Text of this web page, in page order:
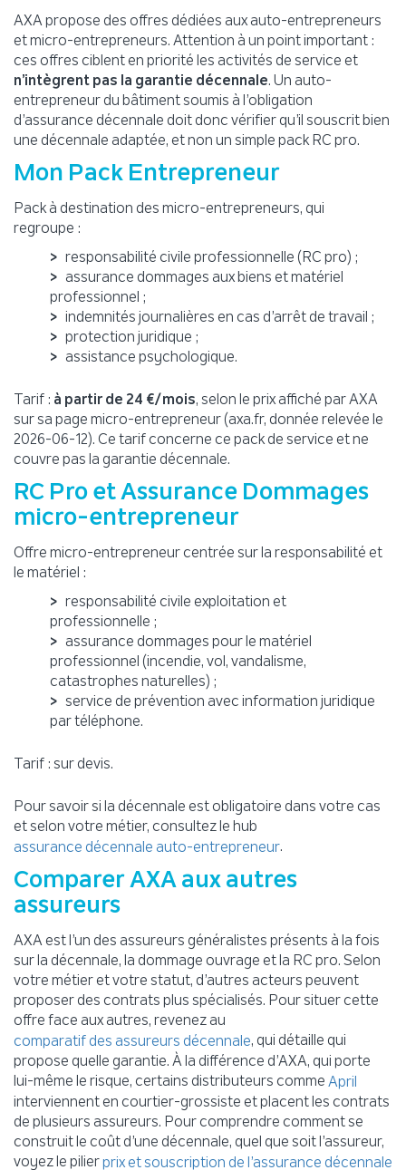
AXA propose des offres dédiées aux auto-entrepreneurs
et micro-entrepreneurs. Attention à un point important :
ces offres ciblent en priorité les activités de service et
n’intègrent pas la garantie décennale. Un auto-
entrepreneur du bâtiment soumis à l’obligation
d’assurance décennale doit donc vérifier qu’il souscrit bien
une décennale adaptée, et non un simple pack RC pro.
Mon Pack Entrepreneur
Pack à destination des micro-entrepreneurs, qui
regroupe :
responsabilité civile professionnelle (RC pro) ;
assurance dommages aux biens et matériel
professionnel ;
indemnités journalières en cas d’arrêt de travail ;
protection juridique ;
assistance psychologique.
Tarif : à partir de 24 €/mois, selon le prix affiché par AXA
sur sa page micro-entrepreneur (axa.fr, donnée relevée le
2026-06-12). Ce tarif concerne ce pack de service et ne
couvre pas la garantie décennale.
RC Pro et Assurance Dommages
micro-entrepreneur
Offre micro-entrepreneur centrée sur la responsabilité et
le matériel :
responsabilité civile exploitation et
professionnelle ;
assurance dommages pour le matériel
professionnel (incendie, vol, vandalisme,
catastrophes naturelles) ;
service de prévention avec information juridique
par téléphone.
Tarif : sur devis.
Pour savoir si la décennale est obligatoire dans votre cas
et selon votre métier, consultez le hub
assurance décennale auto-entrepreneur.
Comparer AXA aux autres
assureurs
AXA est l’un des assureurs généralistes présents à la fois
sur la décennale, la dommage ouvrage et la RC pro. Selon
votre métier et votre statut, d’autres acteurs peuvent
proposer des contrats plus spécialisés. Pour situer cette
offre face aux autres, revenez au
comparatif des assureurs décennale, qui détaille qui
propose quelle garantie. À la différence d’AXA, qui porte
lui-même le risque, certains distributeurs comme April
interviennent en courtier-grossiste et placent les contrats
de plusieurs assureurs. Pour comprendre comment se
construit le coût d’une décennale, quel que soit l’assureur,
voyez le pilierprix et souscription de l’assurance décennale